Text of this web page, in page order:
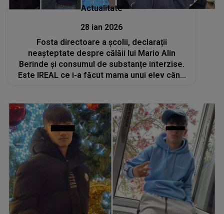
Actualitate
28 ian 2026
Fosta directoare a școlii, declarații
neașteptate despre călăii lui Mario Alin
Berinde și consumul de substanțe interzise.
Este IREAL ce i-a făcut mama unui elev când